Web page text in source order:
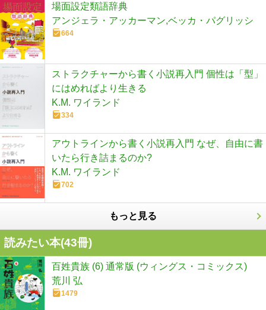
場面設定類語辞典
アンジェラ・アッカーマン,ベッカ・パグリッシ
664
ストラクチャーから書く小説再入門 個性は「型」
にはめればより生きる
K.M. ワイランド
334
アウトラインから書く小説再入門 なぜ、自由に書
いたら行き詰まるのか?
K.M. ワイランド
702
もっと見る
読みたい本(43冊)
百姓貴族 (6) 通常版 (ウィングス・コミックス)
荒川 弘
1479